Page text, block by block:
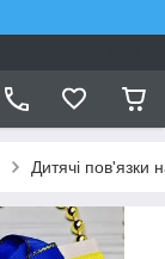
Дитячі пов'язки